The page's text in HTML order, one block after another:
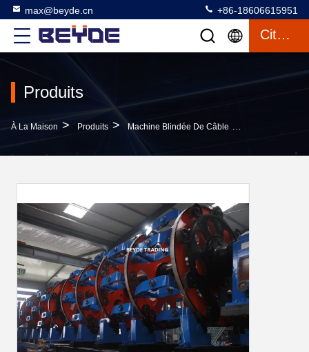
max@beyde.cn +86-18606615951
Citation
Produits
À La Maison > Produits > Machine Blindée De Câble >